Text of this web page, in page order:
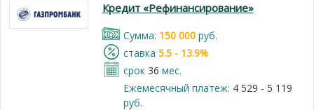
Кредит «Рефинансирование»
Cумма: 150 000руб.
cтавка 5.5 - 13.9%
срок 36 мес.
Ежемесячный платеж: 4 529 - 5 119
руб.